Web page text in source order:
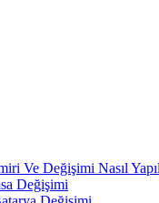
Ve Değişimi Nasıl
Değişimi